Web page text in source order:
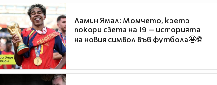
Ламин Ямал: Момчето, което
покори света на 19 — историята
на новия символ във футбола🤩⚽